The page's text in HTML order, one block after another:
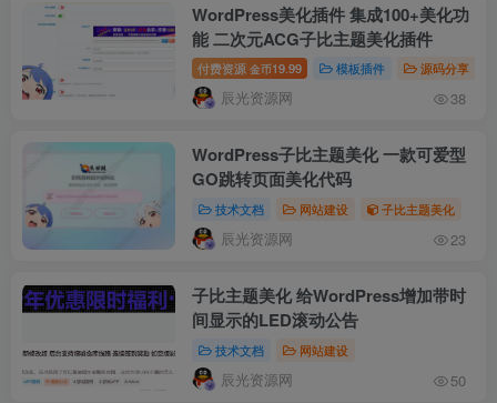
WordPress美化插件 集成100+美化功
能 二次元ACG子比主题美化插件
付费资源 金币19.99 模板插件 源码分享
辰光资源网 38
WordPress子比主题美化 一款可爱型
GO跳转页面美化代码
技术文档 网站建设 子比主题美化
辰光资源网 23
子比主题美化 给WordPress增加带时
间显示的LED滚动公告
技术文档 网站建设
辰光资源网 50